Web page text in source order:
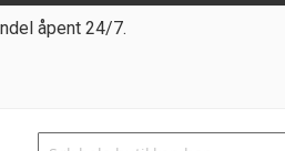
åpent 24/7.